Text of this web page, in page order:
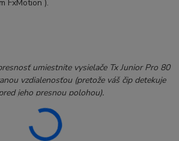
FxMotion ).
umiestnite vysielače Tx Junior Pro 80
vzdialenosťou (pretože váš čip detekuje
jeho presnou polohou).